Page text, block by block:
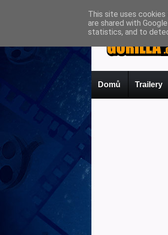
Domů Trailery
This site uses
are shared with
statistics, and to